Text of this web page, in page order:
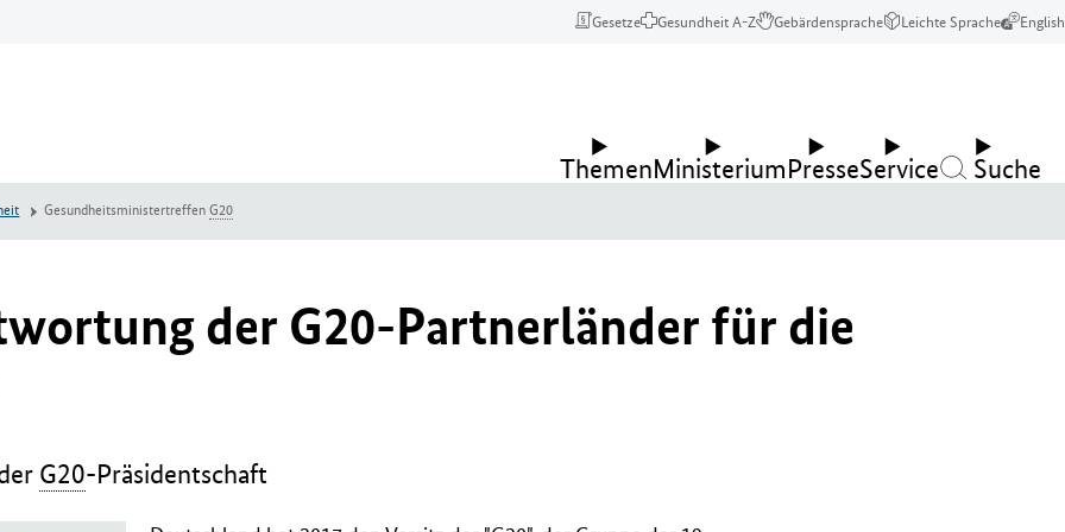
Gesetze Gesundheit A-Z Gebärdensprache Leichte Sprache English
ThemenMinisteriumPresseService Suche
Gesundheitsministertreffen G20
der G20-Partnerländer für die
G20-Präsidentschaft